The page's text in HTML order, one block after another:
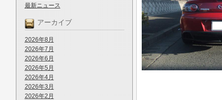
最新ニュース
アーカイブ
2026年8月
2026年7月
2026年6月
2026年5月
2026年4月
2026年3月
2026年2月